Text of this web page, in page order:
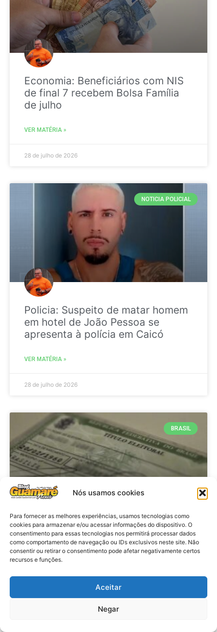
Nós usamos cookies
Para fornecer as melhores experiências, usamos tecnologias como
cookies para armazenar e/ou acessar informações do dispositivo. O
consentimento para essas tecnologias nos permitirá processar dados
como comportamento de navegação ou IDs exclusivos neste site. Não
consentir ou retirar o consentimento pode afetar negativamente certos
recursos e funções.
Aceitar
Negar
Economia: Beneficiários com NIS
de final 7 recebem Bolsa Família
de julho
VER MATÉRIA »
28 de julho de 2026
NOTICIA POLICIAL
Policia: Suspeito de matar homem
em hotel de João Pessoa se
apresenta à polícia em Caicó
VER MATÉRIA »
28 de julho de 2026
BRASIL
Brasil: Policia Federal investiga
753 casos de crimes eleitorais
antes das eleições